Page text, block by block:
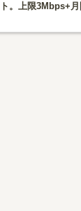
ト。上限3Mbps+